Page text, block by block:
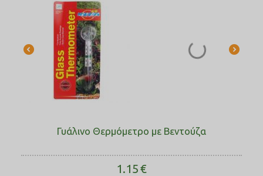
Γυάλινο Θερμόμετρο με Βεντούζα
1.15€